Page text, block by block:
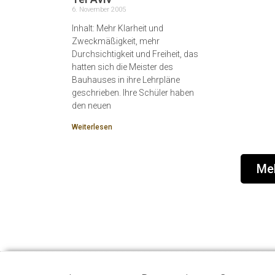
6. November 2005
Inhalt: Mehr Klarheit und
Zweckmäßigkeit, mehr
Durchsichtigkeit und Freiheit, das
hatten sich die Meister des
Bauhauses in ihre Lehrpläne
geschrieben. Ihre Schüler haben
den neuen
Weiterlesen